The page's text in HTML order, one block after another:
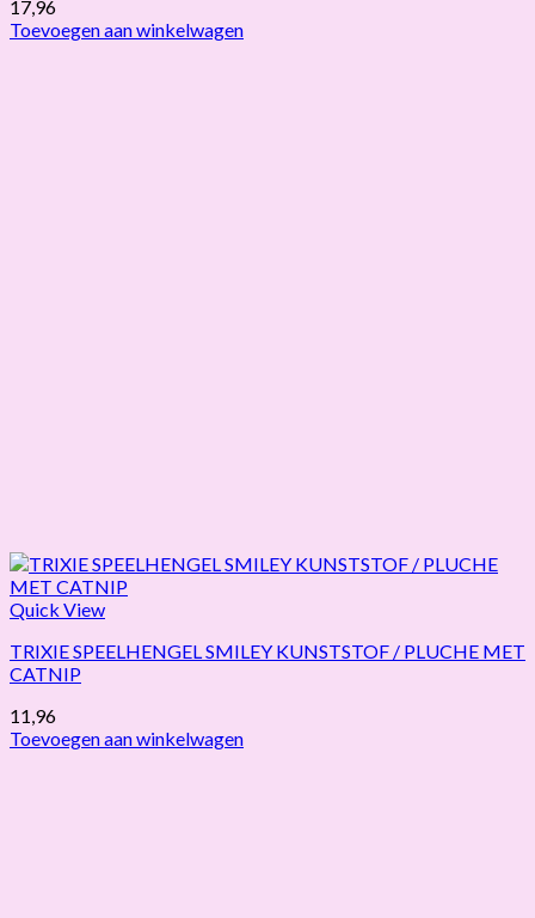
17,96
Toevoegen aan winkelwagen
Quick View
TRIXIE SPEELHENGEL SMILEY KUNSTSTOF / PLUCHE MET
CATNIP
11,96
Toevoegen aan winkelwagen